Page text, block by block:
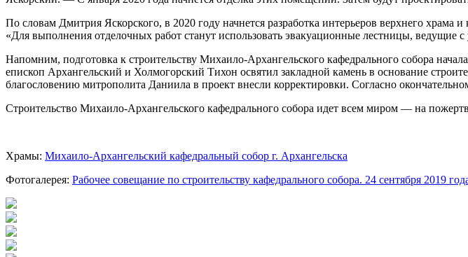
По словам Дмитрия Яскорского, в 2020 году начнется разработка интерьеров верхнего храма
«Для выполнения отделочных работ станут использовать эвакуационные лестницы, ведущие
Напомним, подготовка к строительству Михаило-Архангельского кафедрального собора
епископ Архангельский и Холмогорский Тихон освятил закладной камень в основание
благословению митрополита Даниила в проект внесли корректировки. Согласно
Строительство Михаило-Архангельского кафедрального собора идет всем миром — на
Храмы: Михаило-Архангельский кафедральный собор г. Архангельска
Фотогалерея: Рабочее совещание по строительству кафедрального собора. 24 сентября 2019